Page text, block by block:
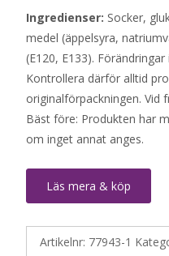
Ingredienser: Socker,
medel (äppelsyra,
(E120, E133).
Kontrollera därför alltid
originalförpackningen. Vid
Bäst före: Produkten har
om inget annat anges.
Läs mera & köp
Artikelnr: 77943-1